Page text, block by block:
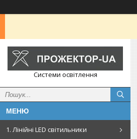
Системи освітлення
1. Лінійні LED світильники